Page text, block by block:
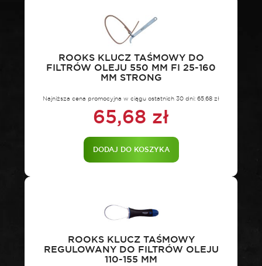
ROOKS KLUCZ TAŚMOWY DO
FILTRÓW OLEJU 550 MM FI 25-160
MM STRONG
Najniższa cena promocyjna w ciągu ostatnich 30 dni: 65,68 zł
65,68 zł
DODAJ DO KOSZYKA
ROOKS KLUCZ TAŚMOWY
REGULOWANY DO FILTRÓW OLEJU
110-155 MM